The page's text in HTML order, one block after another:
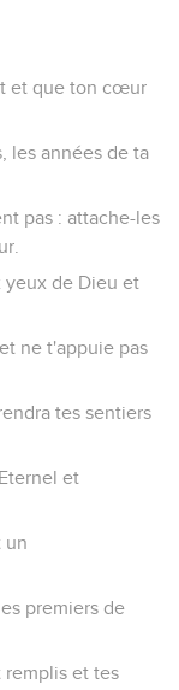
et que ton cœur
les années de ta
pas : attache-les
yeux de Dieu et
ne t'appuie pas
tes sentiers
et
un
premiers de
remplis et tes